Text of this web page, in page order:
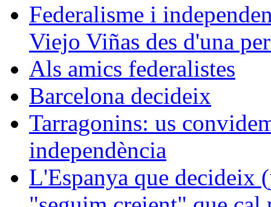
Federalisme i
Viejo Viñas des d'una
Als amics federalistes
Barcelona decideix
Tarragonins: us
independència
L'Espanya que decideix